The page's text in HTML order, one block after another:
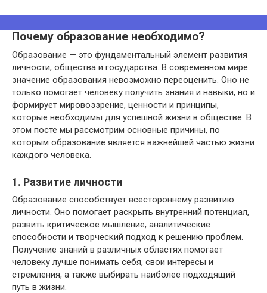
Почему образование необходимо?
Образование — это фундаментальный элемент развития
личности, общества и государства. В современном мире
значение образования невозможно переоценить. Оно не
только помогает человеку получить знания и навыки, но и
формирует мировоззрение, ценности и принципы,
которые необходимы для успешной жизни в обществе. В
этом посте мы рассмотрим основные причины, по
которым образование является важнейшей частью жизни
каждого человека.
1. Развитие личности
Образование способствует всестороннему развитию
личности. Оно помогает раскрыть внутренний потенциал,
развить критическое мышление, аналитические
способности и творческий подход к решению проблем.
Получение знаний в различных областях помогает
человеку лучше понимать себя, свои интересы и
стремления, а также выбирать наиболее подходящий
путь в жизни.